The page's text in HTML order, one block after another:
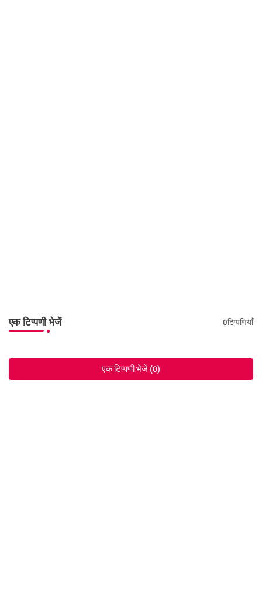
एक टिप्पणी भेजें 0टिप्पणियाँ
एक टिप्पणी भेजें (0)